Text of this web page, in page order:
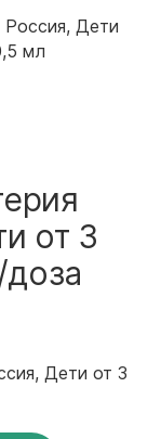
Россия, Дети
мл
от 3
Дети от 3